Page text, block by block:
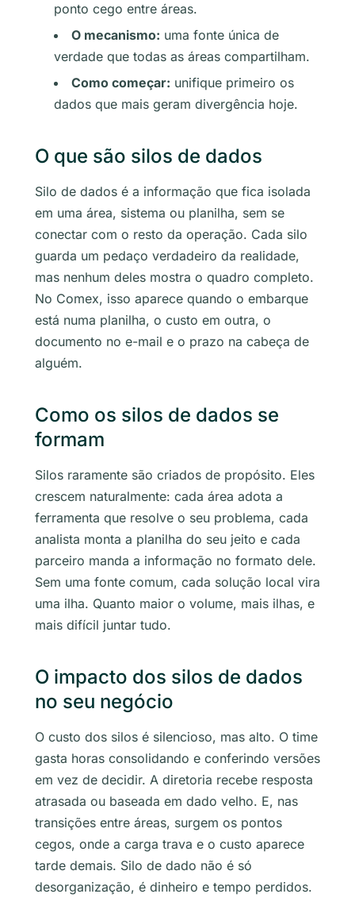
ponto cego entre áreas.
O mecanismo: uma fonte única de
verdade que todas as áreas compartilham.
Como começar: unifique primeiro os
dados que mais geram divergência hoje.
O que são silos de dados
Silo de dados é a informação que fica isolada
em uma área, sistema ou planilha, sem se
conectar com o resto da operação. Cada silo
guarda um pedaço verdadeiro da realidade,
mas nenhum deles mostra o quadro completo.
No Comex, isso aparece quando o embarque
está numa planilha, o custo em outra, o
documento no e-mail e o prazo na cabeça de
alguém.
Como os silos de dados se
formam
Silos raramente são criados de propósito. Eles
crescem naturalmente: cada área adota a
ferramenta que resolve o seu problema, cada
analista monta a planilha do seu jeito e cada
parceiro manda a informação no formato dele.
Sem uma fonte comum, cada solução local vira
uma ilha. Quanto maior o volume, mais ilhas, e
mais difícil juntar tudo.
O impacto dos silos de dados
no seu negócio
O custo dos silos é silencioso, mas alto. O time
gasta horas consolidando e conferindo versões
em vez de decidir. A diretoria recebe resposta
atrasada ou baseada em dado velho. E, nas
transições entre áreas, surgem os pontos
cegos, onde a carga trava e o custo aparece
tarde demais. Silo de dado não é só
desorganização, é dinheiro e tempo perdidos.